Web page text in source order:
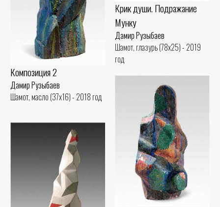
Крик души. Подражание
Мунку
Дамир Рузыбаев
Шамот, глазурь (78x25) - 2019
год
Композиция 2
Дамир Рузыбаев
Шамот, масло (37x16) - 2018 год